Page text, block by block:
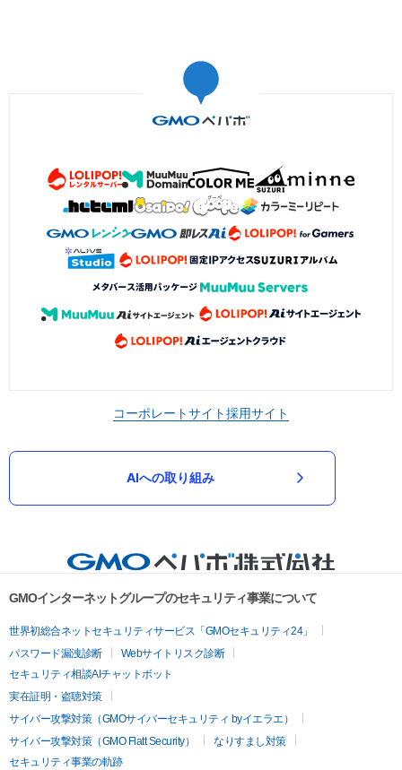
コーポレートサイト採用サイト
AIへの取り組み
GMOインターネットグループのセキュリティ事業について
世界初総合ネットセキュリティサービス「GMOセキュリティ24」
パスワード漏洩診断
Webサイトリスク診断
セキュリティ相談AIチャットボット
実在証明・盗聴対策
サイバー攻撃対策（GMOサイバーセキュリティ byイエラエ）
サイバー攻撃対策（GMO Flatt Security）
なりすまし対策
セキュリティ事業の軌跡